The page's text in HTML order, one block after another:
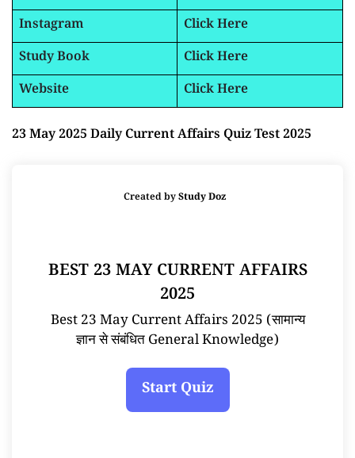
Instagram
Click Here
Study Book
Click Here
Website
Click Here
23 May 2025 Daily Current Affairs Quiz Test 2025
Created byStudy Doz
BEST 23 MAY CURRENT AFFAIRS
2025
Best 23 May Current Affairs 2025 (सामान्य
ज्ञान से संबंधित General Knowledge)